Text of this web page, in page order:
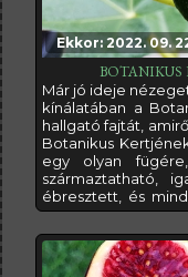
Ekkor: 2022. 09.
BOTANIKUS
Már jó ideje
kínálatában a
hallgató fajtát,
Botanikus
egy olyan
származtatható,
ébresztett, és
nem volt ez olyan
és megnyomom
kapható. Aztán
online